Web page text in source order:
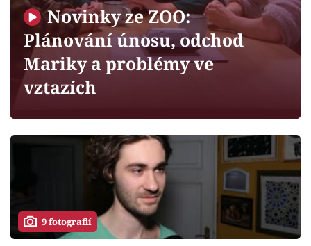
Sledujte prima+
Filmový festival Karlovy Vary
Mámy sobě
Přihlášení
Sledujte nás
Novinky ze ZOO:
Plánování únosu, odchod
Mariky a problémy ve
vztazích
9 fotografií